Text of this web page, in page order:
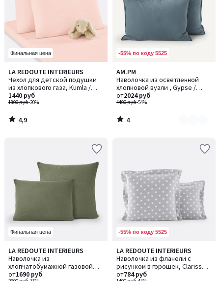
Финальная цена
LA REDOUTE INTERIEURS
Чехол для детской подушки
из хлопкового газа, Kumla /
Кумла
1800 руб-20%
1440 руб
4,9
/ 5
4,9
/
-55% по коду 5525
AM.PM
Наволочка из осветленной
хлопковой вуали , Gypse /
Джипс
4400 руб-54%
от2024 руб
4
/
5
Количество
цветов:
3
4
/
Финальная цена
LA REDOUTE INTERIEURS
Наволочка из
хлопчатобумажной газовой
ткани, Kumla / Кумла
от1690 руб
4
/
5
Количество
цветов:
5
-55% по коду 5525
LA REDOUTE INTERIEURS
Наволочка из фланели с
рисунком в горошек, Clarisse /
Кларисс
от784 руб
4,2
/ 5
Количество
цветов:
2